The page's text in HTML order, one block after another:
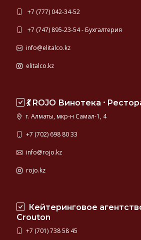
+7 (777) 042-34-52
+7 (747) 895-23-54 - Бухгалтерия
info@elitalco.kz
elitalco.kz
💃 ROJO Винотека ⸱
г. Алматы, мкр-н Самал-1, 4
+7 (702) 698 80 33
info@rojo.kz
rojo.kz
Кейтеринговое
Crouton
+7 (701) 738 58 45